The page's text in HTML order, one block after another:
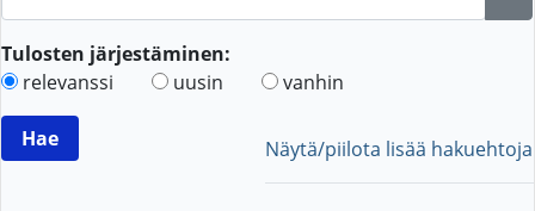
Tulosten järjestäminen:
relevanssi
uusin vanhin
Näytä/piilota lisää hakuehtoja